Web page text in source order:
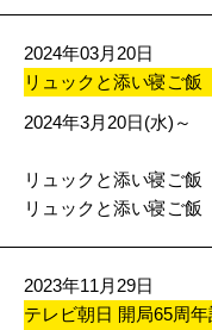
2024年03月20日
リュックと添い寝ご飯
2024年3月20日(水)～
リュックと添い寝ご
リュックと添い寝ご
2023年11月29日
テレビ朝日 開局65周